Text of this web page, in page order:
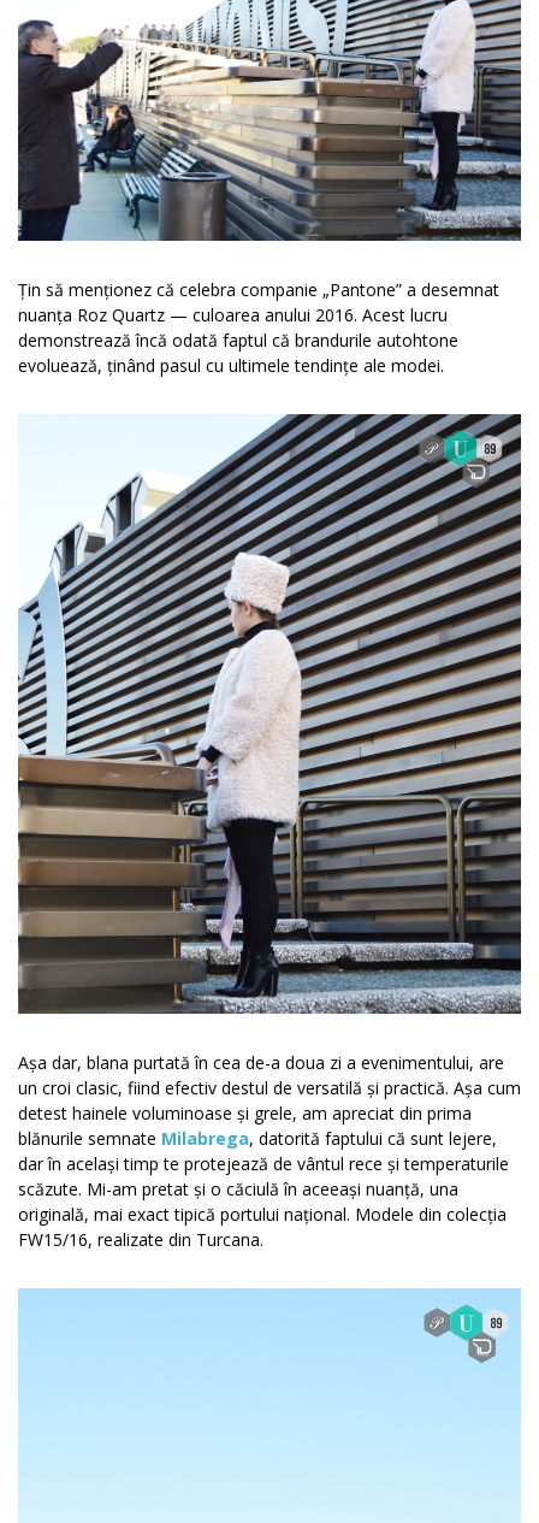
Țin să menționez că celebra companie „Pantone” a desemnat
nuanța Roz Quartz — culoarea anului 2016. Acest lucru
demonstrează încă odată faptul că brandurile autohtone
evoluează, ținând pasul cu ultimele tendințe ale modei.
Așa dar, blana purtată în cea de-a doua zi a evenimentului, are
un croi clasic, fiind efectiv destul de versatilă și practică. Așa cum
detest hainele voluminoase și grele, am apreciat din prima
blănurile semnate Milabrega, datorită faptului că sunt lejere,
dar în același timp te protejează de vântul rece și temperaturile
scăzute. Mi-am pretat și o căciulă în aceeași nuanță, una
originală, mai exact tipică portului național. Modele din colecția
FW15/16, realizate din Turcana.